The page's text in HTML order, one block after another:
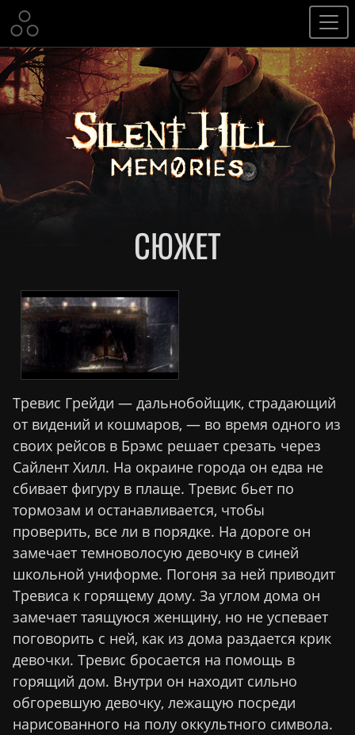
СЮЖЕТ
Тревис Грейди — дальнобойщик, страдающий
от видений и кошмаров, — во время одного из
своих рейсов в Брэмс решает срезать через
Сайлент Хилл. На окраине города он едва не
сбивает фигуру в плаще. Тревис бьет по
тормозам и останавливается, чтобы
проверить, все ли в порядке. На дороге он
замечает темноволосую девочку в синей
школьной униформе. Погоня за ней приводит
Тревиса к горящему дому. За углом дома он
замечает таящуюся женщину, но не успевает
поговорить с ней, как из дома раздается крик
девочки. Тревис бросается на помощь в
горящий дом. Внутри он находит сильно
обгоревшую девочку, лежащую посреди
нарисованного на полу оккультного символа.